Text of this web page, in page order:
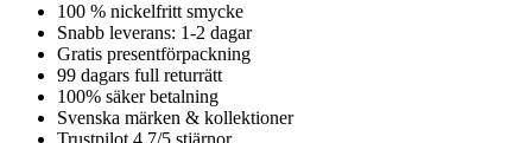
100 % nickelfritt smycke
Snabb leverans: 1-2 dagar
Gratis presentförpackning
99 dagars full returrätt
100% säker betalning
Svenska märken & kollektioner